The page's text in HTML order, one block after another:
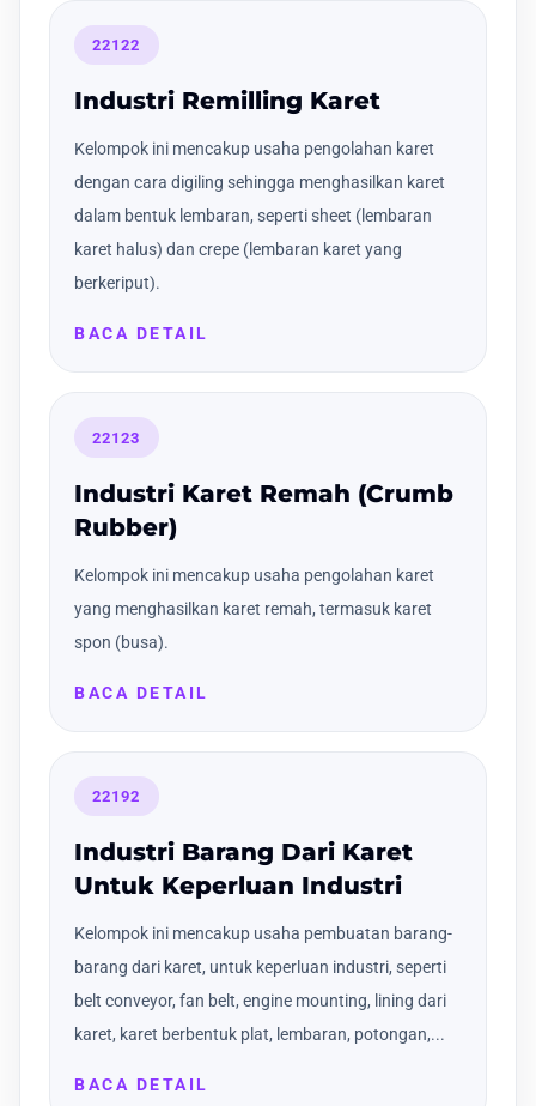
22122
Industri Remilling Karet
Kelompok ini mencakup usaha pengolahan karet
dengan cara digiling sehingga menghasilkan karet
dalam bentuk lembaran, seperti sheet (lembaran
karet halus) dan crepe (lembaran karet yang
berkeriput).
BACA DETAIL
22123
Industri Karet Remah (Crumb
Rubber)
Kelompok ini mencakup usaha pengolahan karet
yang menghasilkan karet remah, termasuk karet
spon (busa).
BACA DETAIL
22192
Industri Barang Dari Karet
Untuk Keperluan Industri
Kelompok ini mencakup usaha pembuatan barang-
barang dari karet, untuk keperluan industri, seperti
belt conveyor, fan belt, engine mounting, lining dari
karet, karet berbentuk plat, lembaran, potongan,...
BACA DETAIL